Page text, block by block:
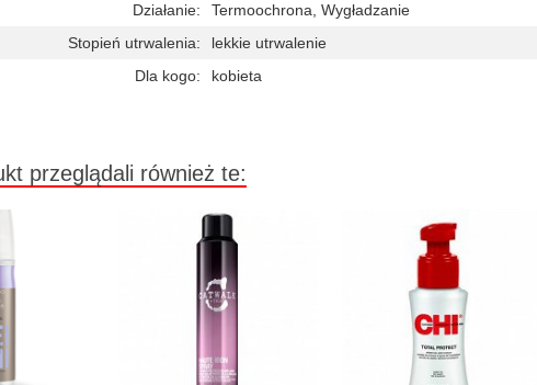
Działanie:
Termoochrona, Wygładzanie
Stopień utrwalenia:
lekkie utrwalenie
Dla kogo:
kobieta
przeglądali również te: